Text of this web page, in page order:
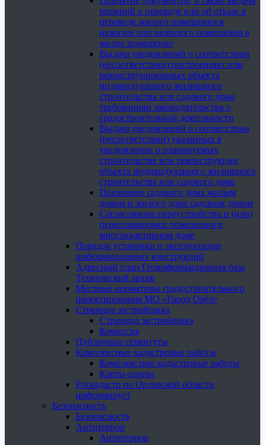
решений о переводе или об отказе в
переводе жилого помещения в
нежилое или нежилого помещения в
жилое помещение
Выдача уведомлений о соответствии
(несоответствии) построенных или
реконструированных объекта
индивидуального жилищного
строительства или садового дома
требованиям законодательства о
градостроительной деятельности
Выдача уведомлений о соответствии
(несоответствии) указанных в
уведомлении о планируемых
строительстве или реконструкции
объекта индивидуального жилищного
строительства или садового дома
Признание садового дома жилым
домом и жилого дома садовым домом
Согласование переустройства и (или)
перепланировки помещения в
многоквартирном доме
Порядок установки и эксплуатации
информационных конструкций
Адресный план Геоинформационная база
Технический архив
Местные нормативы градостроительного
проектирования МО «Город Орёл»
Страница застройщика
Страница застройщика
Комиссия
Публичные сервитуты
Комплексные кадастровые работы
Комплексные кадастровые работы
Карты-планы
Роскадастр по Орловской области
информирует
Безопасность
Безопасность
Антитеррор
Антитеррор